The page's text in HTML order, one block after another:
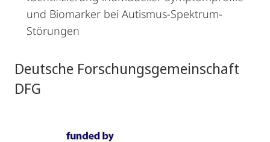
und Biomarker bei Autismus-Spektrum-
Störungen
Deutsche Forschungsgemeinschaft
DFG